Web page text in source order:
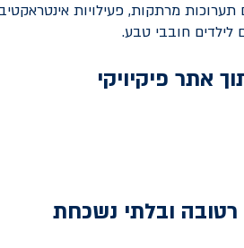
מרתקות, פעילויות
לילדים חובבי טבע.
רטובה ובלתי נשכחת